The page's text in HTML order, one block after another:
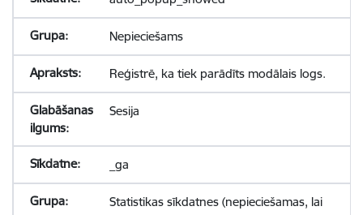
Nepieciešams
Reģistrē, ka tiek parādīts modālais logs.
Sesija
_ga
Statistikas sīkdatnes (nepieciešamas, lai